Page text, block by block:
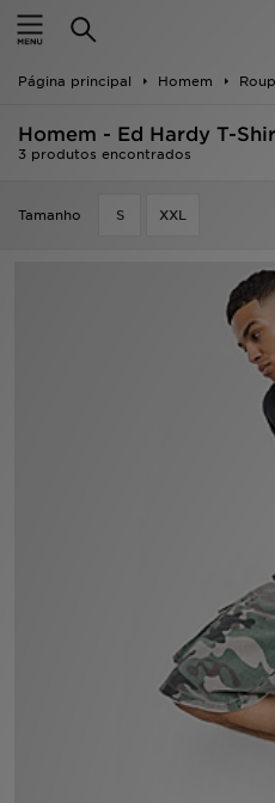
Página principal Homem
Homem - Ed Hardy T-
3 produtos encontrados
Tamanho S XXL
INÍCIO
Promoções
NOVIDADES
LOCALIZADOR DE LOJAS